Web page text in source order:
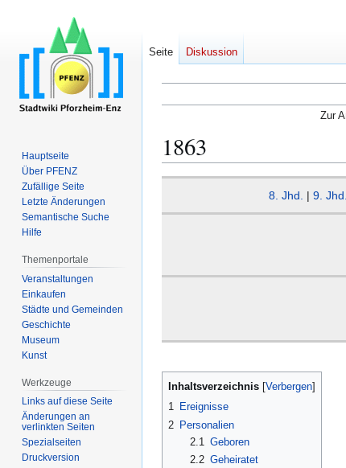
Zur
1863
8. Jhd. | 9. Jhd.
Inhaltsverzeichnis
1 Ereignisse
2 Personalien
2.1 Geboren
2.2 Geheiratet
Seite Diskussion
Hauptseite
Über PFENZ
Zufällige Seite
Letzte Änderungen
Semantische Suche
Hilfe
Themenportale
Veranstaltungen
Einkaufen
Städte und Gemeinden
Geschichte
Museum
Kunst
Werkzeuge
Links auf diese Seite
Änderungen an
verlinkten Seiten
Spezialseiten
Druckversion